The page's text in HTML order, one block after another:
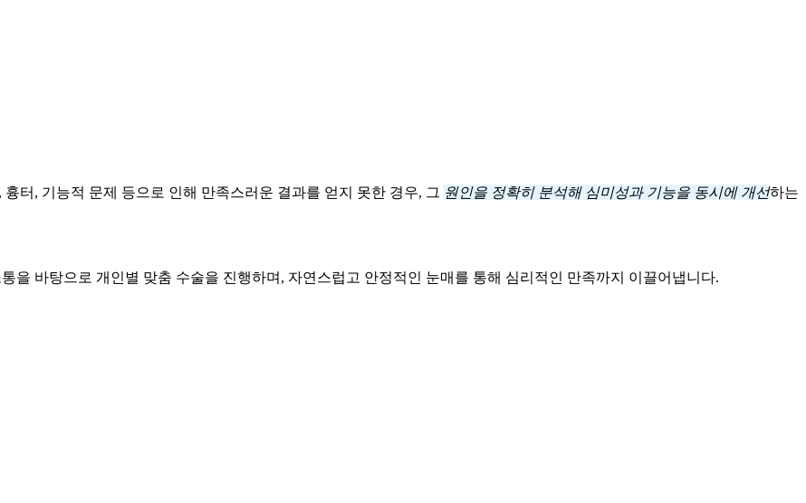
터, 기능적 문제 등으로 인해 만족스러운 결과를 얻지 못한 경우, 그 원인을 정확히 분석해 심미성과 기능을 동시에 개선하는
을 바탕으로 개인별 맞춤 수술을 진행하며, 자연스럽고 안정적인 눈매를 통해 심리적인 만족까지 이끌어냅니다.